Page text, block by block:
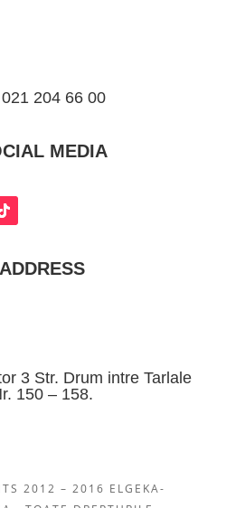
204 66 00
MEDIA
ADDRESS
3 Str. Drum intre Tarlale
150 – 158.
2012 – 2016 ELGEKA-